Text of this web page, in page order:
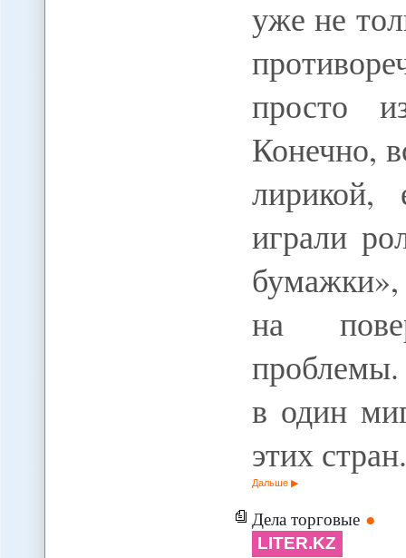
уже не
просто
Конечно,
играли
на
в один
этих
Дальше
Дела торговые
LITER.KZ